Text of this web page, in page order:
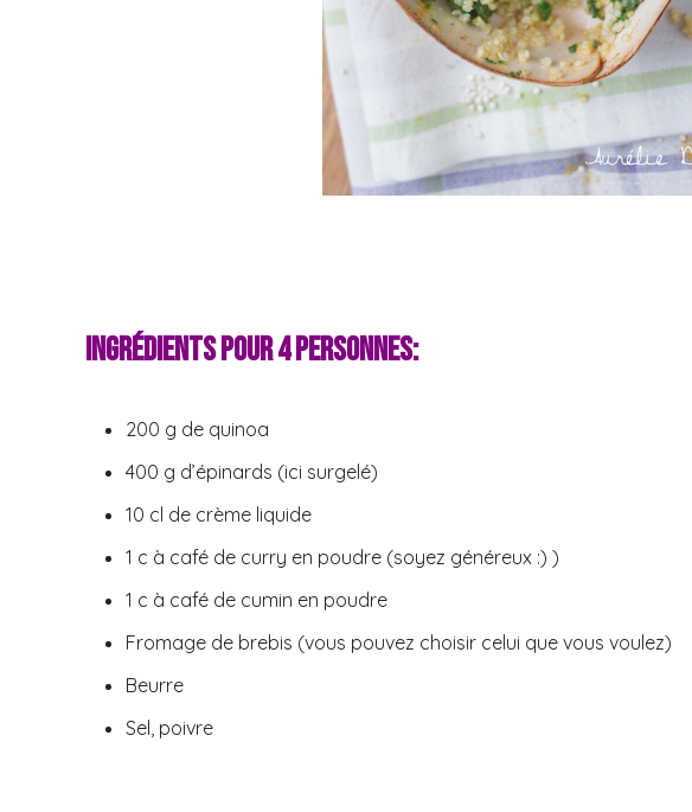
Ingrédients pour 4 personnes:
200 g de quinoa
400 g d’épinards (ici surgelé)
10 cl de crème liquide
1 c à café de curry en poudre (soyez généreux :) )
1 c à café de cumin en poudre
Fromage de brebis (vous pouvez choisir celui que vous voulez)
Beurre
Sel, poivre